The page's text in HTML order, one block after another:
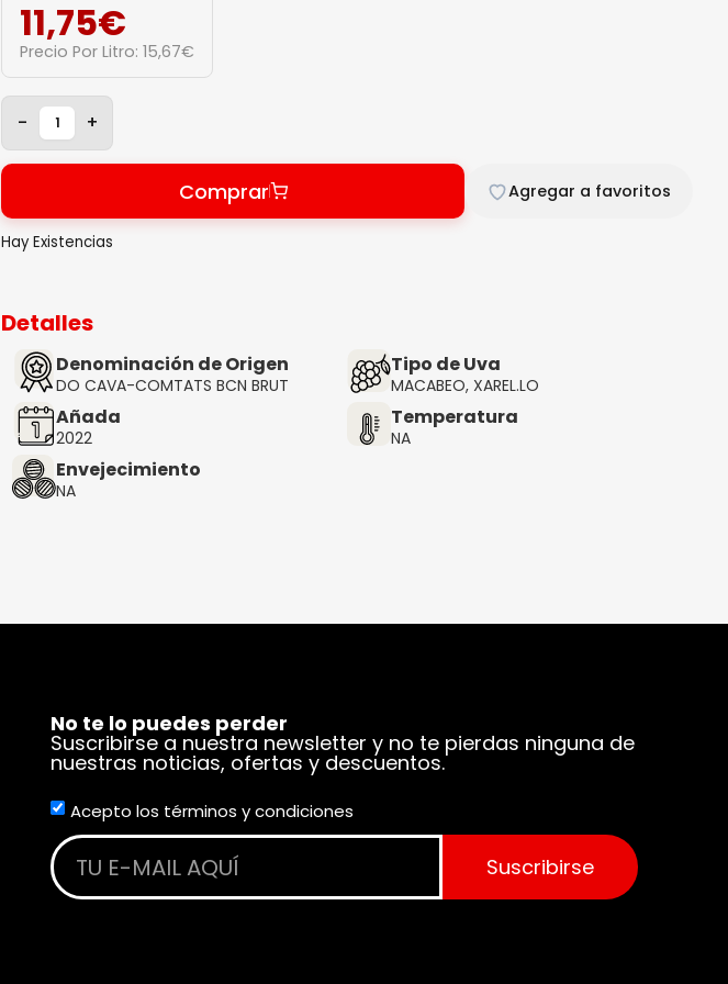
11,75€
Precio Por Litro: 15,67€
- +
Comprar Agregar a favoritos
Hay Existencias
Detalles
Denominación de Origen
DO CAVA-COMTATS BCN BRUT
Tipo de Uva
MACABEO, XAREL.LO
Añada
2022
Temperatura
NA
Envejecimiento
NA
No te lo puedes perder
Suscribirse a nuestra newsletter y no te pierdas ninguna de
nuestras noticias, ofertas y descuentos.
Acepto los términos y condiciones
Suscribirse